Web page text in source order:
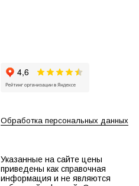
Обработка персональных данных
Указанные на сайте цены
приведены как справочная
информация и не являются